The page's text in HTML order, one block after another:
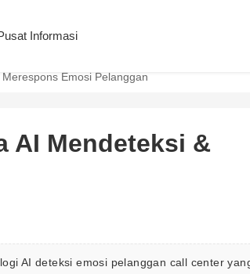
Informasi
Emosi Pelanggan
AI Mendeteksi &
AI deteksi emosi pelanggan call center